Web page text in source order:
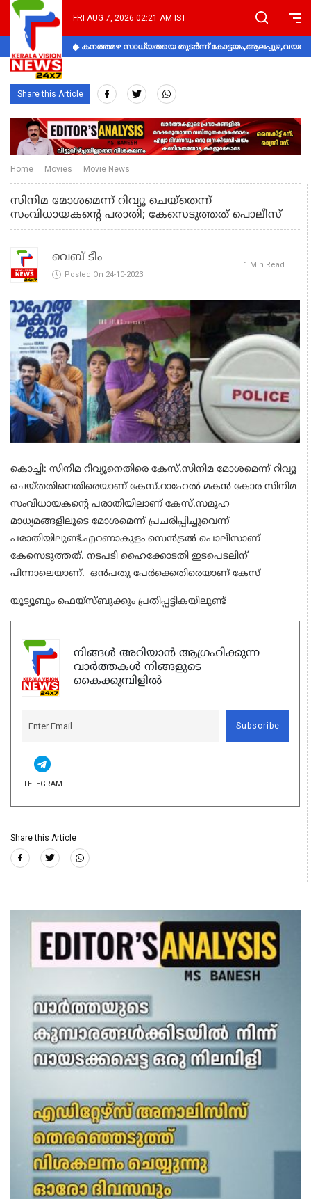
FRI AUG 7, 2026 02:21 AM IST
കനത്തമഴ സാധ്യതയെ തുടർന്ന്
Share this Article
Home Movies Movie News
സിനിമ മോശമെന്ന് റിവ്യൂ ചെയ്‌തെന്ന്
സംവിധായകന്റെ പരാതി; കേസെടുത്തത് പൊലീസ്
വെബ് ടീം
Posted On 24-10-2023
1 Min Read
കൊച്ചി: സിനിമ റിവ്യൂനെതിരെ കേസ്.സിനിമ മോശമെന്ന് റിവ്യൂ
ചെയ്തതിനെതിരെയാണ് കേസ്.റാഹേൽ മകൻ കോര സിനിമ
സംവിധായകന്റെ പരാതിയിലാണ് കേസ്.സമൂഹ
മാധ്യമങ്ങളിലൂടെ മോശമെന്ന് പ്രചരിപ്പിച്ചുവെന്ന്
പരാതിയിലുണ്ട്.എറണാകുളം സെൻട്രൽ പൊലീസാണ്
കേസെടുത്തത്. നടപടി ഹൈക്കോടതി ഇടപെടലിന്
പിന്നാലെയാണ്. ഒൻപതു പേർക്കെതിരെയാണ് കേസ്
യൂട്യൂബും ഫെയ്സ്ബുക്കും പ്രതിപ്പട്ടികയിലുണ്ട്
നിങ്ങൾ അറിയാൻ ആഗ്രഹിക്കുന്ന
വാർത്തകൾ നിങ്ങളുടെ
കൈക്കുമ്പിളിൽ
Subscribe
TELEGRAM
Share this Article